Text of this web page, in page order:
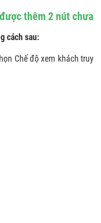
thêm 2 nút chưa
cách sau:
Chế độ xem khách truy